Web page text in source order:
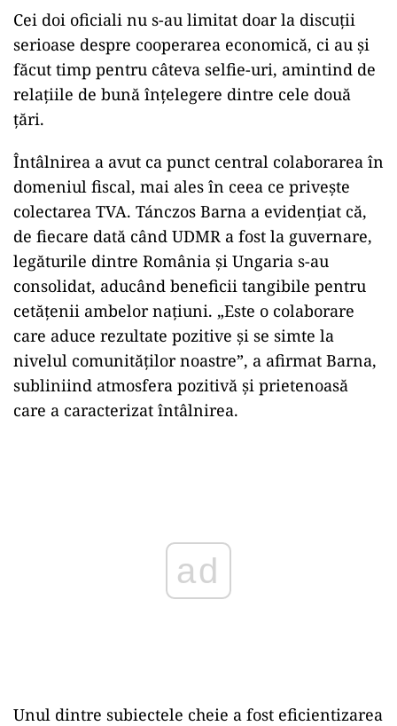
Cei doi oficiali nu s-au limitat doar la discuții
serioase despre cooperarea economică, ci au și
făcut timp pentru câteva selfie-uri, amintind de
relațiile de bună înțelegere dintre cele două
țări.
Întâlnirea a avut ca punct central colaborarea în
domeniul fiscal, mai ales în ceea ce privește
colectarea TVA. Tánczos Barna a evidențiat că,
de fiecare dată când UDMR a fost la guvernare,
legăturile dintre România și Ungaria s-au
consolidat, aducând beneficii tangibile pentru
cetățenii ambelor națiuni. „Este o colaborare
care aduce rezultate pozitive și se simte la
nivelul comunităților noastre”, a afirmat Barna,
subliniind atmosfera pozitivă și prietenoasă
care a caracterizat întâlnirea.
Unul dintre subiectele cheie a fost eficientizarea